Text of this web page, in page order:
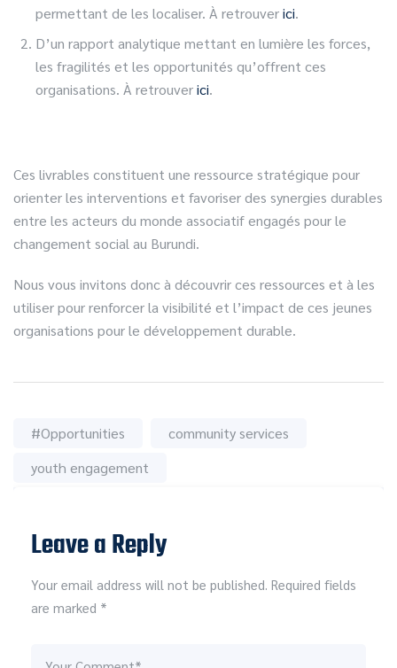
permettant de les localiser. À retrouverici.
D’un rapport analytique mettant en lumière les forces,
les fragilités et les opportunités qu’offrent ces
organisations. À retrouverici.
Ces livrables constituent une ressource stratégique pour
orienter les interventions et favoriser des synergies durables
entre les acteurs du monde associatif engagés pour le
changement social au Burundi.
Nous vous invitons donc à découvrir ces ressources et à les
utiliser pour renforcer la visibilité et l’impact de ces jeunes
organisations pour le développement durable.
#Opportunities
community services
youth engagement
Leave a Reply
Your email address will not be published. Required fields
are marked *